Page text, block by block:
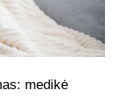
medikė